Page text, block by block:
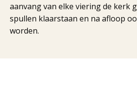
aanvang van elke viering de kerk
spullen klaarstaan en na afloop
worden.